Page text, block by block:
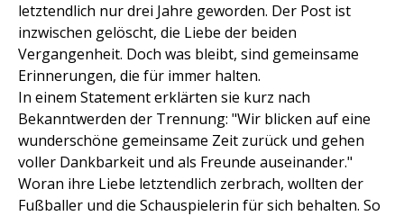
letztendlich nur drei Jahre geworden. Der Post ist
inzwischen gelöscht, die Liebe der beiden
Vergangenheit. Doch was bleibt, sind gemeinsame
Erinnerungen, die für immer halten.
In einem Statement erklärten sie kurz nach
Bekanntwerden der Trennung: "Wir blicken auf eine
wunderschöne gemeinsame Zeit zurück und gehen
voller Dankbarkeit und als Freunde auseinander."
Woran ihre Liebe letztendlich zerbrach, wollten der
Fußballer und die Schauspielerin für sich behalten. So